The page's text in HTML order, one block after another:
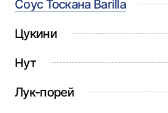
Соус Тоскана Barilla
Цукини
Нут
Лук-порей